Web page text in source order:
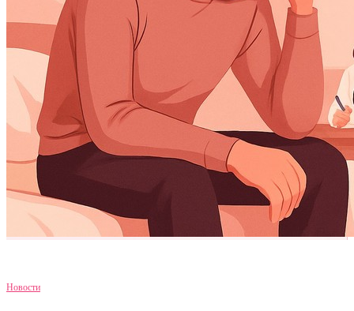
Новости